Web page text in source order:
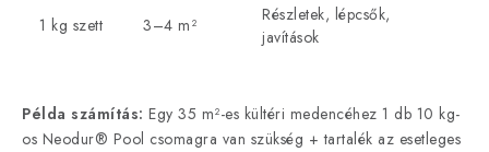
1 kg szett 3–4 m²
Részletek, lépcsők,
javítások
Példa számítás: Egy 35 m²-es kültéri medencéhez 1 db 10 kg-
os Neodur® Pool csomagra van szükség + tartalék az esetleges